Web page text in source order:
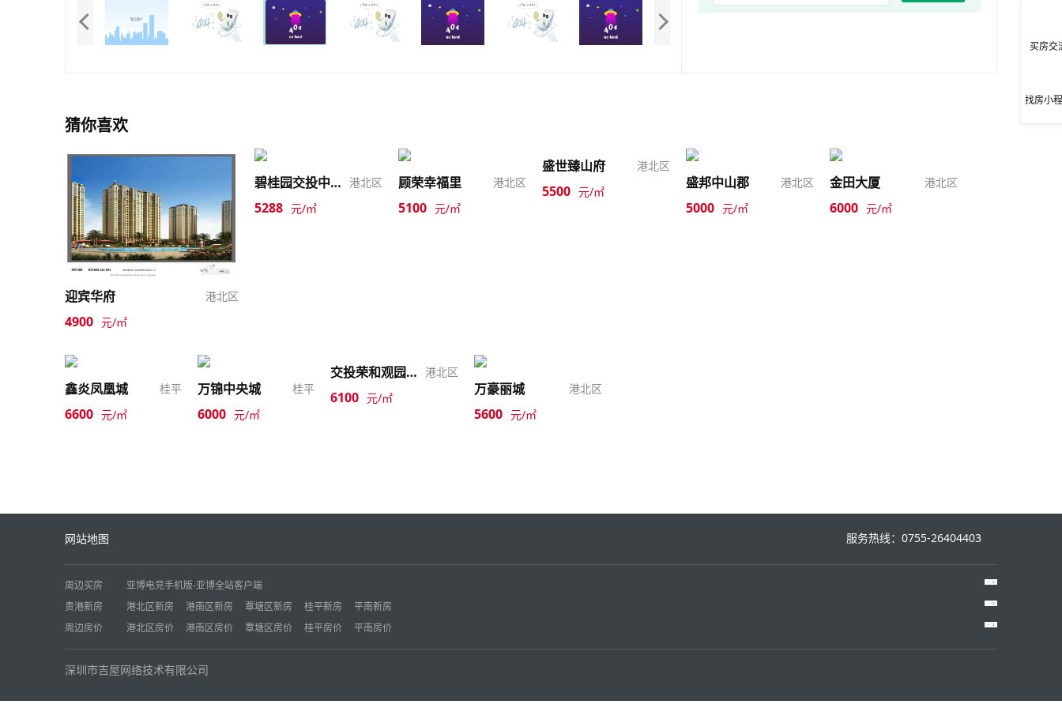
猜你喜欢
迎宾华府 港北区
4900 元/㎡
碧桂园交投中央上城 港北区
5288 元/㎡
顾荣幸福里 港北区
5100 元/㎡
盛世臻山府 港北区
5500 元/㎡
盛邦中山郡 港北区
5000 元/㎡
金田大厦 港北区
6000 元/㎡
鑫炎凤凰城 桂平
6600 元/㎡
万锦中央城 桂平
6000 元/㎡
交投荣和观园悦府 港北区
6100 元/㎡
万豪丽城 港北区
5600 元/㎡
买房交
找房小
服务热线：0755-26404403
网站地图
周边买房
亚博电竞手机版-亚博全站客户端
贵港新房
港北区新房 港南区新房 覃塘区新房 桂平新房
平南新房
周边房价
港北区房价 港南区房价 覃塘区房价 桂平房价 平南房价
深圳市吉屋网络技术有限公司